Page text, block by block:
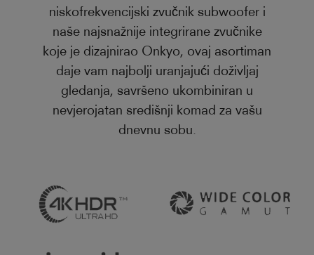
niskofrekvencijski zvučnik subwoofer i
naše najsnažnije integrirane zvučnike
koje je dizajnirao Onkyo, ovaj asortiman
daje vam najbolji uranjajući doživljaj
gledanja, savršeno ukombiniran u
nevjerojatan središnji komad za vašu
dnevnu sobu.